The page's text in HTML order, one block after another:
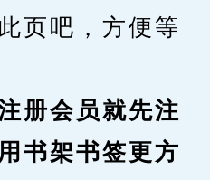
吧，方便等
会员就先注
书架书签更方